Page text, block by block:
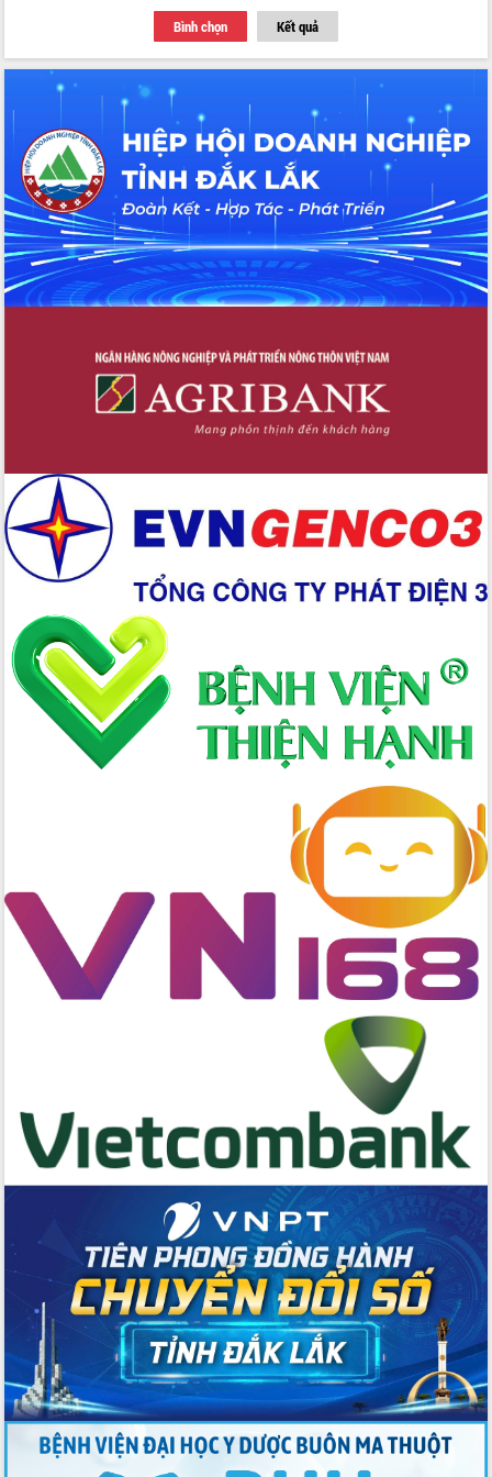
với Tập đoàn Bưu chính Viễn thông
Thứ trưởng Bộ Y tế làm việc với tỉnh
Đắk Lắk về phát triển nhân lực y tế
cho trạm y tế cấp xã
Du lịch Đắk Lắk nâng tầm trải nghiệm
du khách thông qua Hệ thống cơ sở dữ
liệu và Bản đồ số
Tập huấn ứng dụng trí tuệ nhân tạo (AI)
trong thương mại điện tử năm 2026
Đoàn đại biểu Quốc hội tỉnh Đắk Lắk
trao đổi thông tin trước Kỳ họp thứ
nhất, Quốc hội khóa XVI
thông nguồn lực phát triển
Nâng cao hiệu lực, hiệu quả HĐND
tỉnh thông qua hiện đại hóa hành chính
Xã Ea Phê gắn cải cách hành chính với
Phó Chủ tịch Thường trực UBND tỉnh
Hồ Thị Nguyên Thảo làm việc tại Trung
tâm Phục vụ hành chính công xã Ea
Phê
Xây dựng nền hành chính số đồng
hành cùng nông dân dân, doanh nghiệp
Giai đoạn 2026-2030, Đắk Lắk phấn
đấu có 77% xã đạt chuẩn nông thôn
mới
Chuyển đổi số 'mở đường' cho nông
nghiệp Đắk Lắk tăng trưởng bứt phá
Triển khai đồng bộ đo đạc, lập hồ sơ
địa chính, hoàn thiện cơ sở dữ liệu đất
Đảng từ Sổ tay đảng viên điện tử
Đắk Lắk đẩy mạnh nuôi biển công
nghệ, hướng tới phát triển thủy sản
bền vững
Tập huấn nâng cao năng lực triển khai
2026
Đẩy mạnh cải cách hành chính, quyết
tâm đạt được mục tiêu tăng trưởng
hai con số trong năm 2026
Tổ chức trang trọng Lễ hội Đền thờ
Lương Văn Chánh năm 2026
Phó Bí thư Tỉnh ủy Đắk Lắk Đỗ Hữu
Huy giữ chức Bí thư Đảng ủy Ủy Ban
Nhân dân tỉnh
Bệnh án điện tử thúc đẩy chuyển đổi
số y tế tại Đắk Lắk
Chuyển đổi số thư viện: Mở rộng
không gian tri thức trong thời đại số
Đánh giá, rút kinh nghiệm công tác tổ
chức diễn tập trước ngày bầu cử
Bình chọn Kết quả